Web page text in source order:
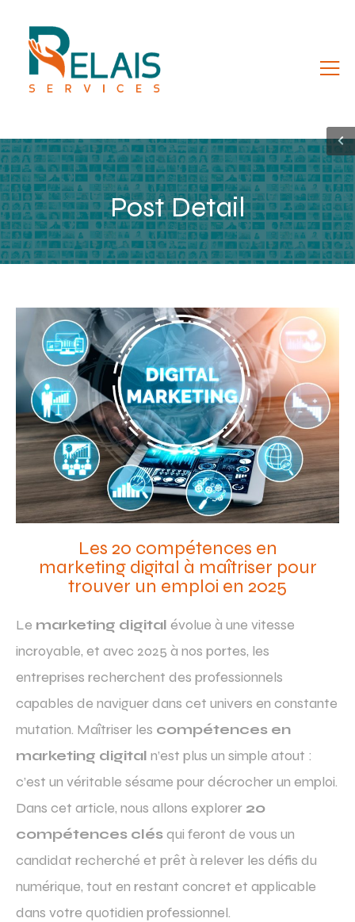
Post Detail
Les 20 compétences en
marketing digital à maîtriser pour
trouver un emploi en 2025
Le marketing digital évolue à une vitesse
incroyable, et avec 2025 à nos portes, les
entreprises recherchent des professionnels
capables de naviguer dans cet univers en constante
mutation. Maîtriser les compétences en
marketing digital n’est plus un simple atout :
c’est un véritable sésame pour décrocher un emploi.
Dans cet article, nous allons explorer 20
compétences clésqui feront de vous un
candidat recherché et prêt à relever les défis du
numérique, tout en restant concret et applicable
dans votre quotidien professionnel.